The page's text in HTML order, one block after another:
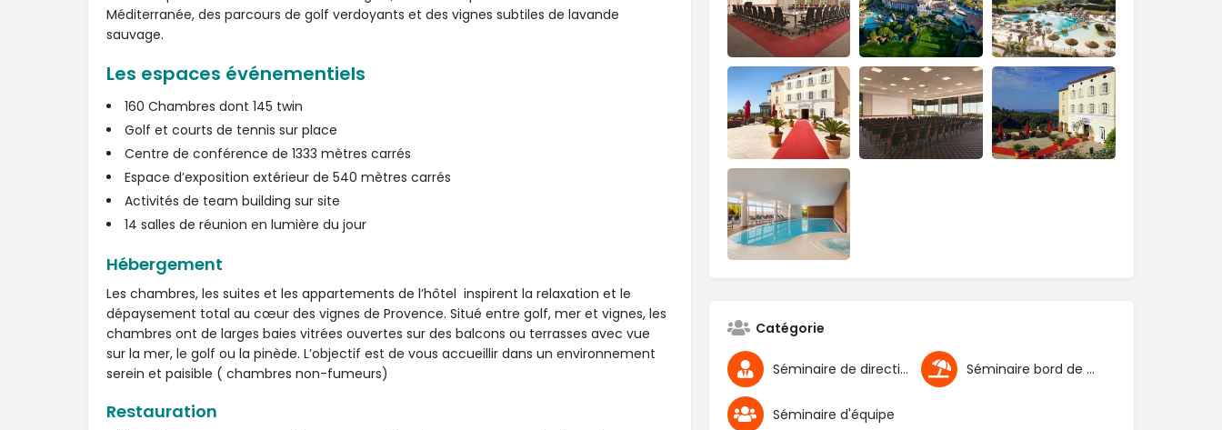
Méditerranée, des parcours de golf verdoyants et des vignes subtiles de lavande
sauvage.
Les espaces événementiels
160 Chambres dont 145 twin
Golf et courts de tennis sur place
Centre de conférence de 1333 mètres carrés
Espace d’exposition extérieur de 540 mètres carrés
Activités de team building sur site
14 salles de réunion en lumière du jour
Hébergement
Les chambres, les suites et les appartements de l’hôtel inspirent la relaxation et le
dépaysement total au cœur des vignes de Provence. Situé entre golf, mer et vignes, les
chambres ont de larges baies vitrées ouvertes sur des balcons ou terrasses avec vue
sur la mer, le golf ou la pinède. L’objectif est de vous accueillir dans un environnement
serein et paisible ( chambres non-fumeurs)
Restauration
Catégorie
Séminaire de direction Séminaire bord de mer
Séminaire d'équipe